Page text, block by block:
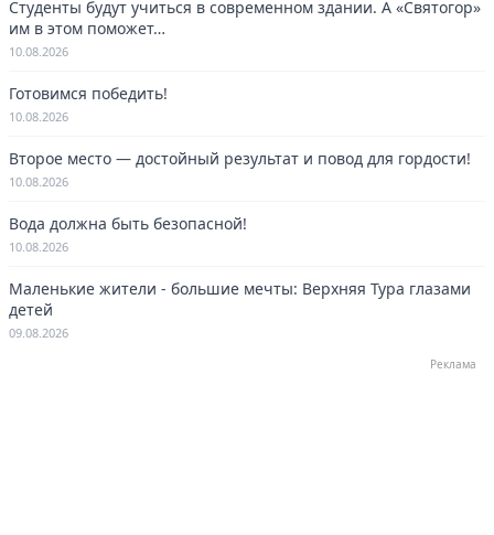
Студенты будут учиться в современном здании. А «Святогор»
им в этом поможет…
10.08.2026
Готовимся победить!
10.08.2026
Второе место — достойный результат и повод для гордости!
10.08.2026
Вода должна быть безопасной!
10.08.2026
Маленькие жители - большие мечты: Верхняя Тура глазами
детей
09.08.2026
Реклама